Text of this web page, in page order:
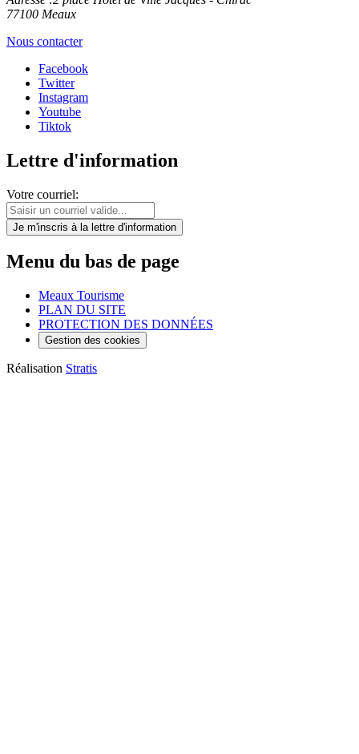
77100 Meaux
Nous contacter
Facebook
Twitter
Instagram
Youtube
Tiktok
Lettre d'information
Votre courriel:
Je m'inscris à la lettre d'information
Menu du bas de page
Meaux Tourisme
PLAN DU SITE
PROTECTION DES DONNÉES
Gestion des cookies
Réalisation Stratis